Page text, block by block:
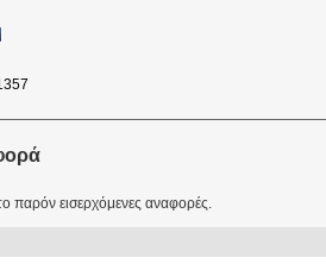
παρόν εισερχόμενες αναφορές.